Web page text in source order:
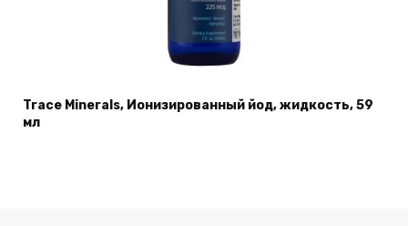
Trace Minerals, Ионизированный йод, жидкость, 59
мл